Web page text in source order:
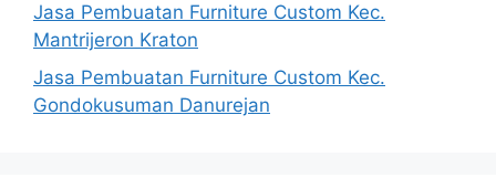
Jasa Pembuatan Furniture Custom Kec.
Mantrijeron Kraton
Jasa Pembuatan Furniture Custom Kec.
Gondokusuman Danurejan